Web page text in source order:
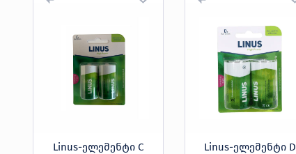
Linus-ელემენტი C
Linus-ელემენტი D